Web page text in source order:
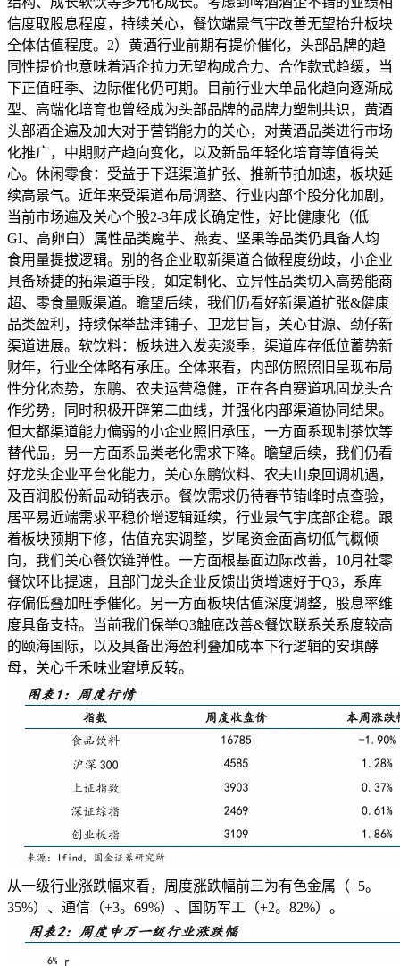
信度取股息程度，持续关心，餐饮端景气宇改善无望抬升板块
全体估值程度。2）黄酒行业前期有提价催化，头部品牌的趋
同性提价也意味着酒企拉力无望构成合力、合作款式趋缓，当
下正值旺季、边际催化仍可期。目前行业大单品化趋向逐渐成
型、高端化培育也曾经成为头部品牌的品牌力塑制共识，黄酒
头部酒企遍及加大对于营销能力的关心，对黄酒品类进行市场
化推广，中期财产趋向变化，以及新品年轻化培育等值得关
心。休闲零食：受益于下逛渠道扩张、推新节拍加速，板块延
续高景气。近年来受渠道布局调整、行业内部个股分化加剧，
当前市场遍及关心个股2-3年成长确定性，好比健康化（低
GI、高卵白）属性品类魔芋、燕麦、坚果等品类仍具备人均
食用量提拔逻辑。别的各企业取新渠道合做程度纷歧，小企业
具备矫捷的拓渠道手段，如定制化、立异性品类切入高势能商
超、零食量贩渠道。瞻望后续，我们仍看好新渠道扩张&健康
品类盈利，持续保举盐津铺子、卫龙甘旨，关心甘源、劲仔新
渠道进展。软饮料：板块进入发卖淡季，渠道库存低位蓄势新
财年，行业全体略有承压。全体来看，内部仿照照旧呈现布局
性分化态势，东鹏、农夫运营稳健，正在各自赛道巩固龙头合
作劣势，同时积极开辟第二曲线，并强化内部渠道协同结果。
但大都渠道能力偏弱的小企业照旧承压，一方面系现制茶饮等
替代品，另一方面系品类老化需求下降。瞻望后续，我们仍看
好龙头企业平台化能力，关心东鹏饮料、农夫山泉回调机遇，
及百润股份新品动销表示。餐饮需求仍待春节错峰时点查验，
居平易近端需求平稳价增逻辑延续，行业景气宇底部企稳。跟
着板块预期下修，估值充实调整，岁尾资金面高切低气概倾
向，我们关心餐饮链弹性。一方面根基面边际改善，10月社零
餐饮环比提速，且部门龙头企业反馈出货增速好于Q3，系库
存偏低叠加旺季催化。另一方面板块估值深度调整，股息率维
度具备支持。当前我们保举Q3触底改善&餐饮联系关系度较高
的颐海国际，以及具备出海盈利叠加成本下行逻辑的安琪酵
母，关心千禾味业窘境反转。
从一级行业涨跌幅来看，周度涨跌幅前三为有色金属（+5。
35%）、通信（+3。69%）、国防军工（+2。82%）。